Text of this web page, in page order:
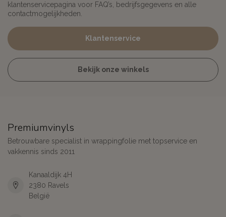
klantenservicepagina voor FAQ’s, bedrijfsgegevens en alle
contactmogelijkheden.
Klantenservice
Bekijk onze winkels
Premiumvinyls
Betrouwbare specialist in wrappingfolie met topservice en
vakkennis sinds 2011
Kanaaldijk 4H
2380 Ravels
België